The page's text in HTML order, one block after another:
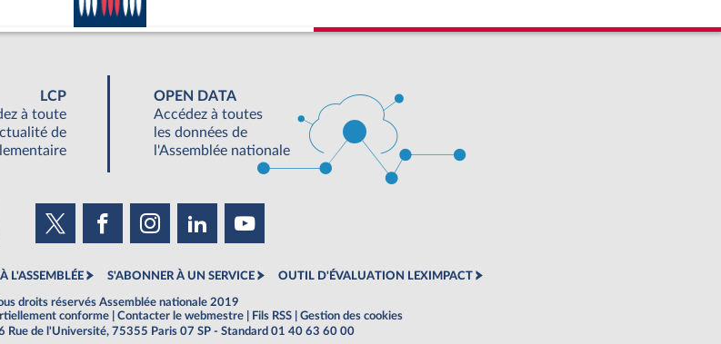
LCP
à toute
de
OPEN DATA
Accédez à toutes
les données de
l'Assemblée nationale
L'ASSEMBLÉE S'ABONNER À UN SERVICE OUTIL D'ÉVALUATION LEXIMPACT
droits réservés Assemblée nationale 2019
conforme Contacter le webmestre Fils RSS
Gestion des cookies
Rue de l'Université, 75355 Paris 07 SP - Standard 01 40 63 60 00